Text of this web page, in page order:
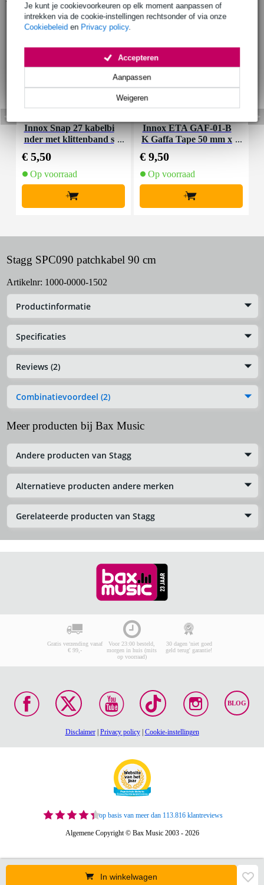
Je kunt je cookievoorkeuren op elk moment aanpassen of
intrekken via de cookie-instellingen rechtsonder of via onze
Cookiebeleid en Privacy policy.
Weigeren
Aanpassen
Accepteren
Innox Snap 27 kabelbi
nder met klittenband s
€ 5,50
Op voorraad
+
Innox ETA GAF-01-B
K Gaffa Tape 50 mm x
€ 9,50
Op voorraad
+
Stagg SPC090 patchkabel 90 cm
Artikelnr: 1000-0000-1502
Productinformatie
Specificaties
Reviews (2)
Combinatievoordeel (2)
Meer producten bij Bax Music
Andere producten van Stagg
Alternatieve producten andere merken
Gerelateerde producten van Stagg
In winkelwagen
Gratis verzending vanaf
€ 99,-
Voor 23:00 besteld,
morgen in huis (mits
op voorraad)
30 dagen 'niet goed
geld terug' garantie!
BLOG
Disclaimer| Privacy policy| Cookie-instellingen
op basis van meer dan 113.816 klantreviews
Algemene Copyright © Bax Music 2003 - 2026